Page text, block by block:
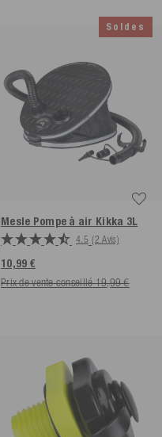
Soldes
Mesle Pompe à air Kikka 3L
4.5 (2 Avis)
10,99 €
Prix de vente conseillé 19,99 €